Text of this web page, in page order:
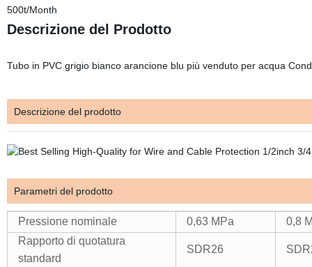
500t/Month
Descrizione del Prodotto
Tubo in PVC grigio bianco arancione blu più venduto per acqua
Descrizione del prodotto
Parametri del prodotto
Pressione nominale 0,63 MPa
0,8
Rapporto di quotatura
standard
SDR26